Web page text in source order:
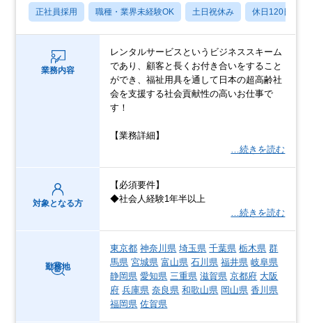
正社員採用 職種・業界未経験OK 土日祝休み 休日120日以上
業務内容
レンタルサービスというビジネススキーム
であり、顧客と長くお付き合いをすること
ができ、福祉用具を通して日本の超高齢社
会を支援する社会貢献性の高いお仕事で
す！
【業務詳細】
…続きを読む
対象となる方
【必須要件】
◆社会人経験1年半以上
…続きを読む
勤務地
東京都 神奈川県 埼玉県 千葉県 栃木県 群
馬県 宮城県 富山県 石川県 福井県 岐阜県
静岡県 愛知県 三重県 滋賀県 京都府 大阪
府 兵庫県 奈良県 和歌山県 岡山県 香川県
福岡県 佐賀県